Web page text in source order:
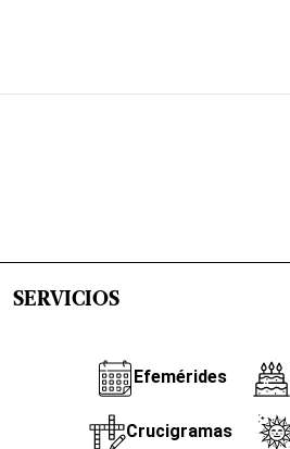
SERVICIOS
Efemérides
Crucigramas